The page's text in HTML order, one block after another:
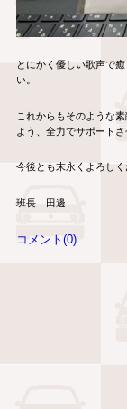
とにかく優しい歌声で
い。
これからもそのような
よう、全力でサポートさ
今後とも末永くよろしく
班長 田邊
コメント(0)